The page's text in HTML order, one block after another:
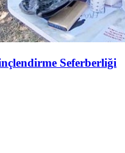
Seferberliği